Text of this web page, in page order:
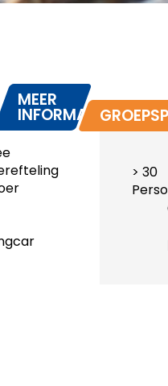
MEER
INFORMATIE
> 30